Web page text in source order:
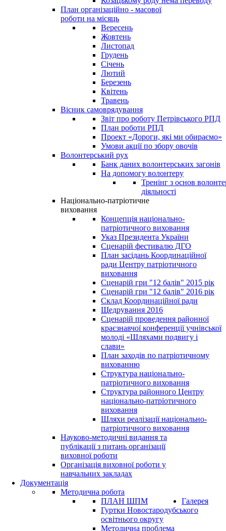
План організаційно - масової
роботи на місяць
Вересень
Жовтень
Листопад
Грудень
Січень
Лютий
Березень
Квітень
Травень
Вісник самоврядування
Звіт про роботу Петрівського РПД
План роботи РПД
Проект «Дороги, які ми обираємо»
Умови акції по збору овочів
Волонтерський рух
Банк даних волонтерських загонів
На допомогу волонтеру
Тренінг з основ
діяльності
Національно-патріотичне
виховання
Концепція національно-
патріотичного виховання
Указ Президента України
Сценарій фестивалю ДГО
План засідань Координаційної
ради Центру патріотичного
виховання
Сценарій гри "12 балів" 2015 рік
Сценарій гри "12 балів" 2016 рік
Склад Координаційної ради
Щедрування 2016
Сценарій проведення районної
краєзнавчої конференції учнівської
молоді «Шляхами подвигу і
слави»
План заходів по патріотичному
вихованню
Структура національно-
патріотичного виховання
Структура районного Центру
національно-патріотичного
виховання
Шляхи реалізації національно-
патріотичного виховання
Науково-методичні видання та
публікації з питань організації
виховної роботи
Організація виховної роботи у
навчальних закладах
Документація
Методична робота
ПЛАН ШПМ
Гуртки Новостародубського
освітнього округу
Методична проблема
Галерея